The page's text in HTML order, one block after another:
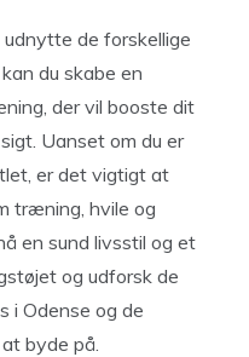
de forskellige
du skabe en
der vil booste dit
Uanset om du er
er det vigtigt at
træning, hvile og
en sund livsstil og et
og udforsk de
i Odense og de
byde på.